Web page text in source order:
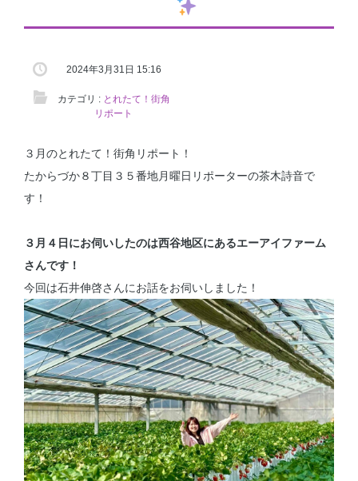
2024年3月31日 15:16
カテゴリ : とれたて！街角
リポート
３月のとれたて！街角リポート！
たからづか８丁目３５番地月曜日リポーターの茶木詩音で
す！
３月４日にお伺いしたのは西谷地区にあるエーアイファーム
さんです！
今回は石井伸啓さんにお話をお伺いしました！